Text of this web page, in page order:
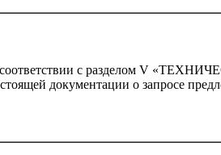
с разделом V
документации о запросе